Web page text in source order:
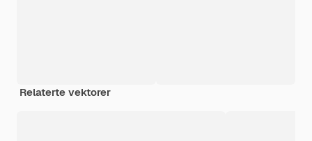
Relaterte vektorer